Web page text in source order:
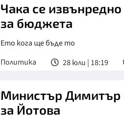
Чака се
за бюджета
Ето кога ще бъде то
Политика
28 юли | 18:19
Министър Димитър
за Йотова